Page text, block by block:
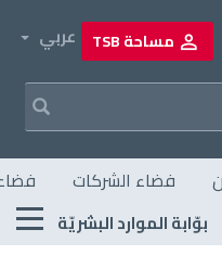
عربي مساحة TSB
فضاء الشركات
Menu
بوّابة الموارد البشريّة